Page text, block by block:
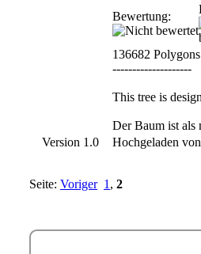
Bewertung:
136682 Polygons
--------------------
This tree is
Der Baum ist als
Version 1.0
Hochgeladen
Seite: Voriger 1 , 2